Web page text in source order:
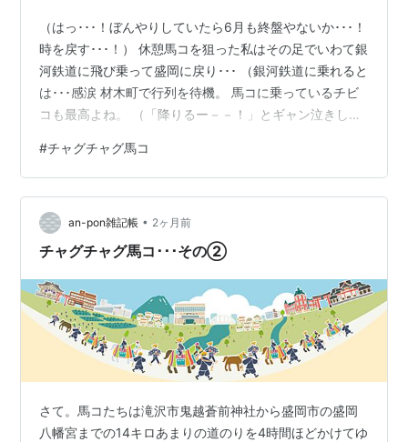
（はっ･･･！ぼんやりしていたら6月も終盤やないか･･･！
時を戻す･･･！） 休憩馬コを狙った私はその足でいわて銀
河鉄道に飛び乗って盛岡に戻り･･･ （銀河鉄道に乗れると
は･･･感涙 材木町で行列を待機。 馬コに乗っているチビ
コも最高よね。 （「降りるー－－！」とギャン泣きして
に霧雨で持ちこたえた。 農耕馬にありったけの装飾を施
して街中を練り歩く。なんてすてきなお祭りなんだろ
う。本当に来てよかった。 やっぱ田園風景や岩手山をバ
ックに“映える”風景も見たかった。なんなら最初から最後
まで同行したかった。 ･･････これは、もう一回来るべき
#チャグチャグ馬コ
an-pon雑記帳 • 2ヶ月前
チャグチャグ馬コ･･･その②
さて。馬コたちは滝沢市鬼越蒼前神社から盛岡市の盛岡
八幡宮までの14キロあまりの道のりを4時間ほどかけてゆ